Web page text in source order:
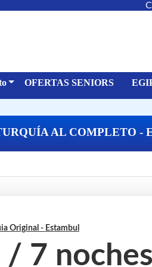
OFERTAS SENIORS
AL COMPLETO -
Original - Estambul
/ 7 noches